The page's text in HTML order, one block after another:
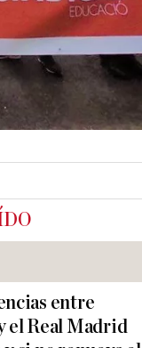
entre
el Real Madrid